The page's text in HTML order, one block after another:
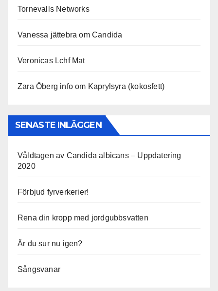
Tornevalls Networks
Vanessa jättebra om Candida
Veronicas Lchf Mat
Zara Öberg info om Kaprylsyra (kokosfett)
SENASTE INLÄGGEN
Våldtagen av Candida albicans – Uppdatering
2020
Förbjud fyrverkerier!
Rena din kropp med jordgubbsvatten
Är du sur nu igen?
Sångsvanar